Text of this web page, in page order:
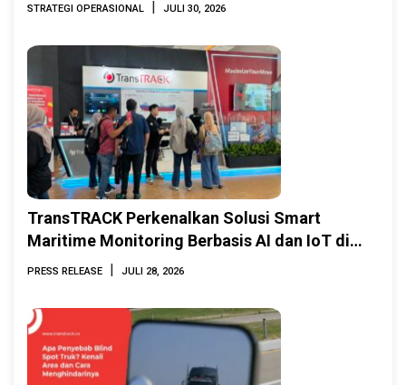
STRATEGI OPERASIONAL | JULI 30, 2026
TransTRACK Perkenalkan Solusi Smart
Maritime Monitoring Berbasis AI dan IoT di
INAMARINE 2026
PRESS RELEASE | JULI 28, 2026